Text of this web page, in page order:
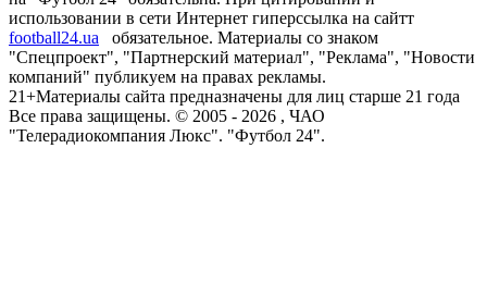
использовании в сети Интернет гиперссылка на сайтт
football24.ua
обязательное. Материалы со знаком
"Спецпроект", "Партнерский материал", "Реклама", "Новости
компаний" публикуем на правах рекламы.
21+Материалы сайта предназначены для лиц старше 21 года
Все права защищены. © 2005 - 2026 , ЧАО
"Телерадиокомпания Люкс". "Футбол 24".